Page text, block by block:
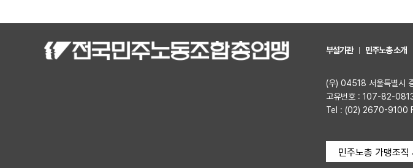
부설기관 민주노총 소개
(우) 04518 서울특별시
고유번호 : 107-82-
Tel : (02) 2670-9100
민주노총 가맹조직